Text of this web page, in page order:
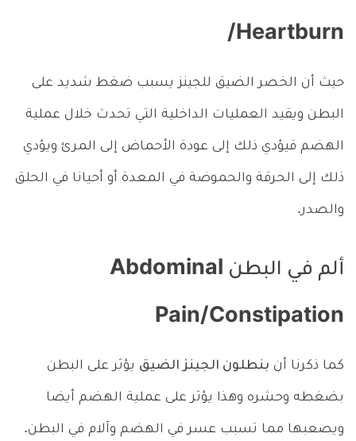
/Heartburn
حيث أن الخصر الضيق للجينز يسبب ضغط شديد على
البطن ويقيد العمليات الداخلية التي تحدث خلال عملية
الهضم قيؤدي ذلك إلى عودة الأحماض إلى المرئ ويؤدي
ذلك إلى الحرقة والحموضة في المعدة أو أحيانا في الحلق
والصدر.
ألم في البطن Abdominal
Pain/Constipation
كما ذكرنا أن بنطلون الجينز الضيق يؤثر على البطن
بضغطه وحشره وهذا يؤثر على عملية الهضم أيضا
ويصعبها مما تسبب عسر في الهضم وآلام في البطن.